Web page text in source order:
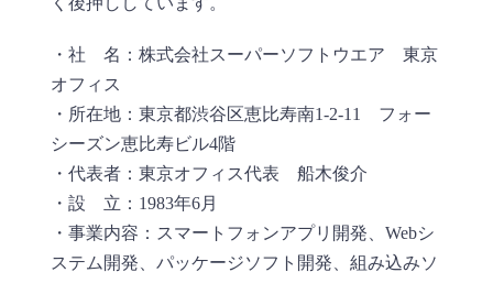
・社 名：株式会社スーパーソフトウエア 東京
オフィス
・所在地：東京都渋谷区恵比寿南1-2-11 フォー
シーズン恵比寿ビル4階
・代表者：東京オフィス代表 船木俊介
・設 立：1983年6月
・事業内容：スマートフォンアプリ開発、Webシ
ステム開発、パッケージソフト開発、組み込みソ